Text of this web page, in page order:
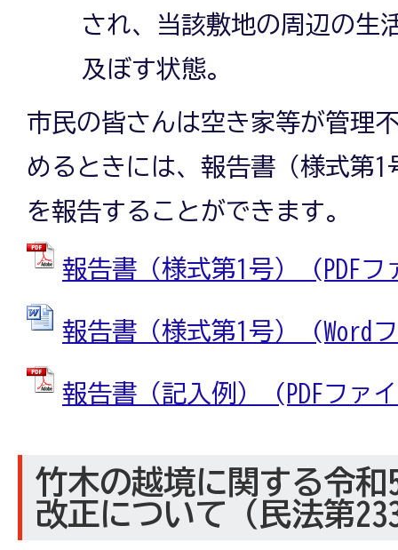
され、当該敷地の周辺の生
及ぼす状態。
市民の皆さんは空き家等が管理
めるときには、報告書（様式第
を報告することができます。
報告書（様式第1号） (PDF
報告書（様式第1号） (Word
報告書（記入例） (PDFファ
竹木の越境に関する令和
改正について（民法第